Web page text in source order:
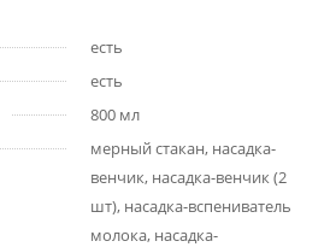
есть
есть
800 мл
мерный стакан, насадка-
венчик, насадка-венчик (2
шт), насадка-вспениватель
молока, насадка-